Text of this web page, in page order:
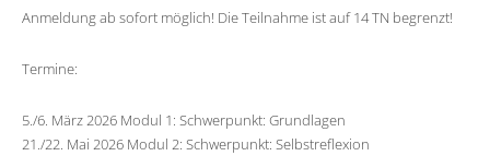
Anmeldung ab sofort möglich! Die Teilnahme ist auf 14 TN begrenzt!
Termine:
5./6. März 2026 Modul 1: Schwerpunkt: Grundlagen
21./22. Mai 2026 Modul 2: Schwerpunkt: Selbstreflexion